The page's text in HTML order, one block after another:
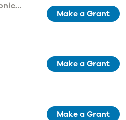
Womens Auxiliary of Delaware Hospital for the Chronically Ill
Make a Grant
Make a Grant
Make a Grant